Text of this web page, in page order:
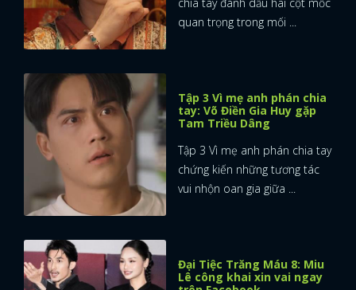
quan trọng trong mối ...
Tập 3 Vì mẹ anh phán chia
tay: Võ Điền Gia Huy gặp
Tam Triều Dâng
Tập 3 Vì mẹ anh phán chia tay
chứng kiến những tương tác
vui nhộn oan gia giữa ...
Đại Tiệc Trăng Máu 8: Miu
Lê công khai xin vai ngay